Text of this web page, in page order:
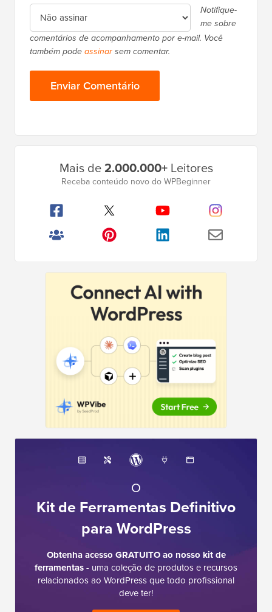
Notifique-
me sobre
comentários de acompanhamento por e-mail. Você
também podeassinarsem comentar.
Mais de2.000.000+Leitores
Receba conteúdo novo do WPBeginner
O
Kit de Ferramentas Definitivo
para WordPress
Obtenha acesso GRATUITO ao nosso kit de
ferramentas- uma coleção de produtos e recursos
relacionados ao WordPress que todo profissional
deve ter!